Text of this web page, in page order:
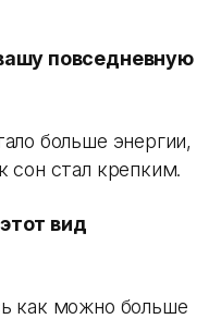
повседневную
больше энергии,
сон стал крепким.
вид
как можно больше